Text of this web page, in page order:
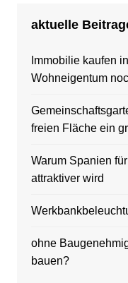
aktuelle
Immobilie kaufen
Wohneigentum
freien Fläche ein
Warum Spanien
attraktiver wird
ohne
bauen?